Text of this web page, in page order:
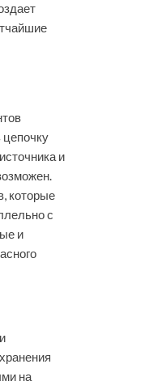
и
которые
с
и
на